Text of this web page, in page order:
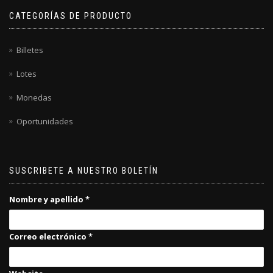
CATEGORÍAS DE PRODUCTO
Billetes
Lotes
Monedas
Oportunidades
SUSCRIBETE A NUESTRO BOLETÍN
Nombre y apellido *
Correo electrónico *